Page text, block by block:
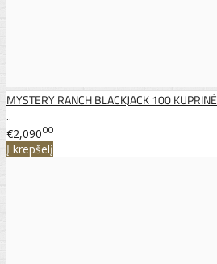
MYSTERY RANCH BLACKJACK 100 KUPRINĖ
..
€2,09000
Į krepšelį